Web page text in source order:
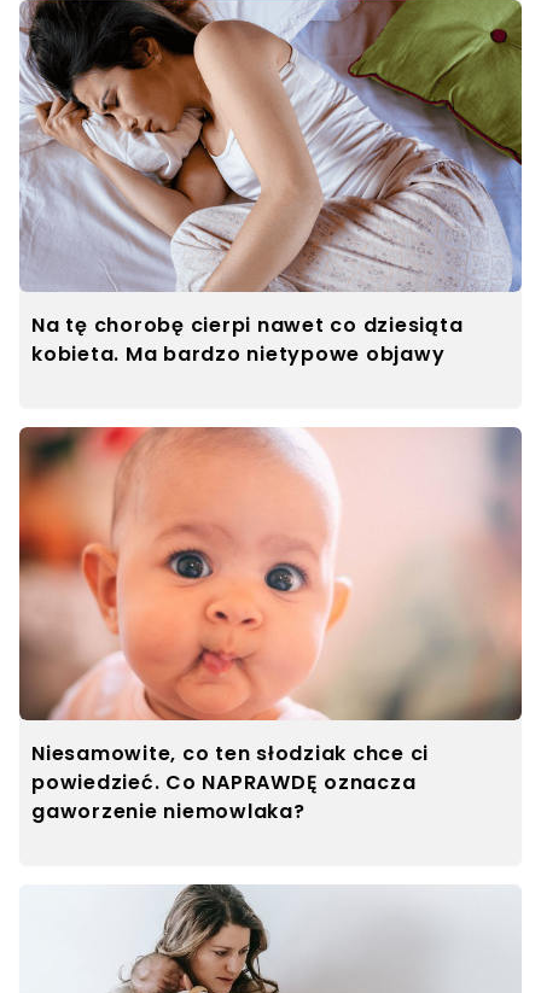
Na tę chorobę cierpi nawet co dziesiąta
kobieta. Ma bardzo nietypowe objawy
Niesamowite, co ten słodziak chce ci
powiedzieć. Co NAPRAWDĘ oznacza
gaworzenie niemowlaka?